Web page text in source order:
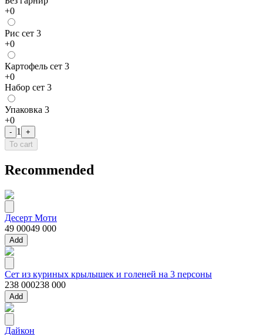
+0
Рис сет 3
+0
Картофель сет 3
+0
Набор сет 3
Упаковка 3
+0
- 1
+
To cart
Recommended
Десерт Моти
49 00049 000
Add
Сет из куриных крылышек и голеней на 3 персоны
238 000238 000
Add
Дайкон